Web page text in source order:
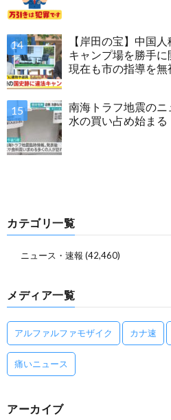
【岸田の宝】中国
キャンプ場を勝手
現在も市の指導を無
南海トラフ地震の
水の買い占め始まる
カテゴリ一覧
ニュース・速報 (42,460)
メディア一覧
アルファルファモザイク カナ速
痛いニュース
アーカイブ